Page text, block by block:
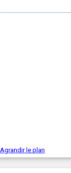
Agrandir le plan